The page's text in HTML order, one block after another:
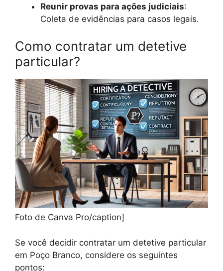
Reunir provas para ações judiciais:
Coleta de evidências para casos legais.
Como contratar um detetive
particular?
Foto de Canva Pro/caption]
Se você decidir contratar um detetive particular
em Poço Branco, considere os seguintes
pontos: